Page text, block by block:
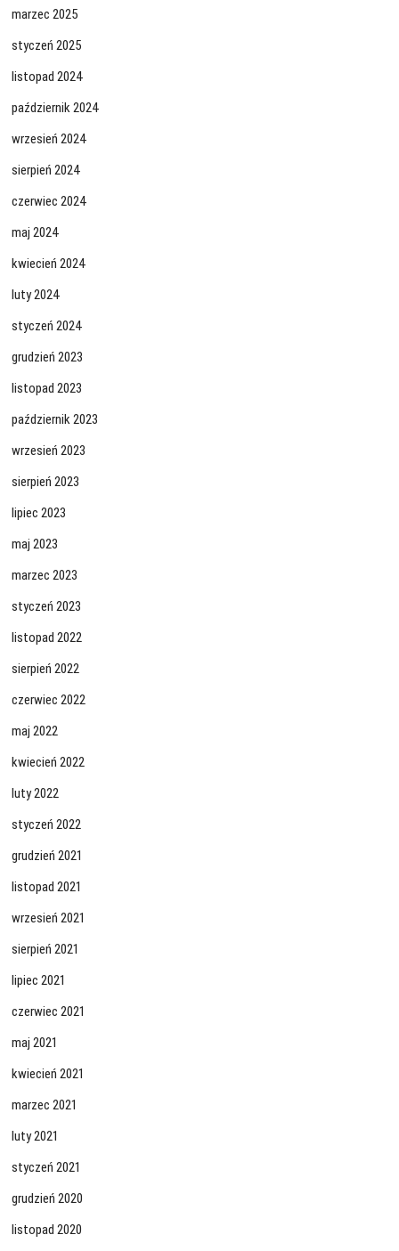
marzec 2025
styczeń 2025
listopad 2024
październik 2024
wrzesień 2024
sierpień 2024
czerwiec 2024
maj 2024
kwiecień 2024
luty 2024
styczeń 2024
grudzień 2023
listopad 2023
październik 2023
wrzesień 2023
sierpień 2023
lipiec 2023
maj 2023
marzec 2023
styczeń 2023
listopad 2022
sierpień 2022
czerwiec 2022
maj 2022
kwiecień 2022
luty 2022
styczeń 2022
grudzień 2021
listopad 2021
wrzesień 2021
sierpień 2021
lipiec 2021
czerwiec 2021
maj 2021
kwiecień 2021
marzec 2021
luty 2021
styczeń 2021
grudzień 2020
listopad 2020